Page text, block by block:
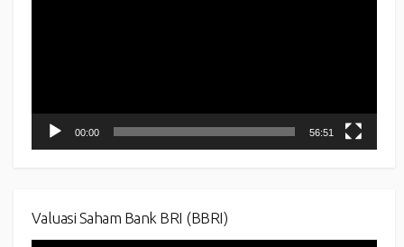
00:00 56:51
Valuasi Saham Bank BRI (BBRI)